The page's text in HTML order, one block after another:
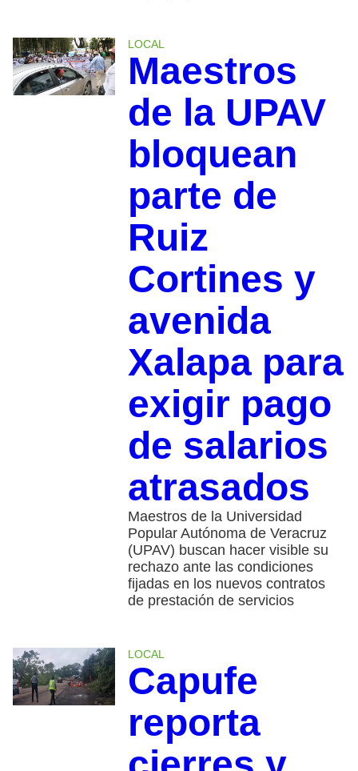
LOCAL
Maestros
de la UPAV
bloquean
parte de
Ruiz
Cortines y
avenida
Xalapa para
exigir pago
de salarios
atrasados
Maestros de la Universidad
Popular Autónoma de Veracruz
(UPAV) buscan hacer visible su
rechazo ante las condiciones
fijadas en los nuevos contratos
de prestación de servicios
LOCAL
Capufe
reporta